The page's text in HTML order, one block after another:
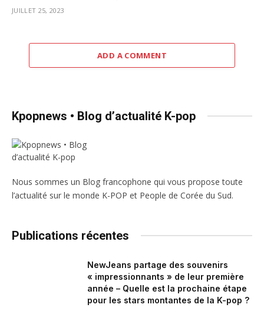
JUILLET 25, 2023
ADD A COMMENT
Kpopnews • Blog d’actualité K-pop
Nous sommes un Blog francophone qui vous propose toute
l’actualité sur le monde K-POP et People de Corée du Sud.
Publications récentes
NewJeans partage des souvenirs
« impressionnants » de leur première
année – Quelle est la prochaine étape
pour les stars montantes de la K-pop ?